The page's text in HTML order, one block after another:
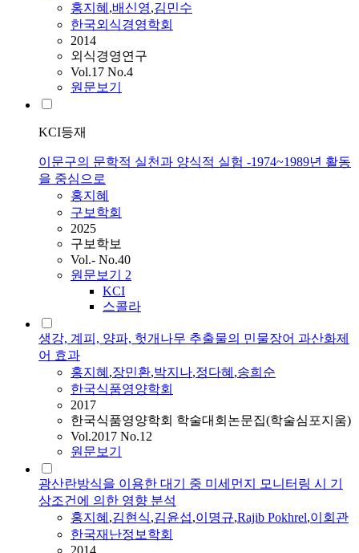
홍지혜 ,배신영,김민수
한국외식경영학회
2014
외식경영연구
Vol.17 No.4
원문보기
KCI등재
이문구의 문학적 실천과 양식적 실험 -1974~1989년 활동
을 중심으로
홍지혜
구보학회
2025
구보학보
Vol.- No.40
원문보기 2
KCI
스콜라
생강, 계피, 양파, 헛개나무 추출물의 민물장어 과산화제
어 효과
홍지혜 ,장민환,박지나,정다혜 ,송희순
한국식품영양학회
2017
한국식품영양학회 학술대회논문집(학술심포지움)
Vol.2017 No.12
원문보기
광산란방식을 이용한 대기 중 미세먼지 모니터링 시 기
상조건에 의한 영향 분석
홍지혜 ,김현식,김윤섭,이명규,Rajib Pokhrel,이회관
한국재난정보학회